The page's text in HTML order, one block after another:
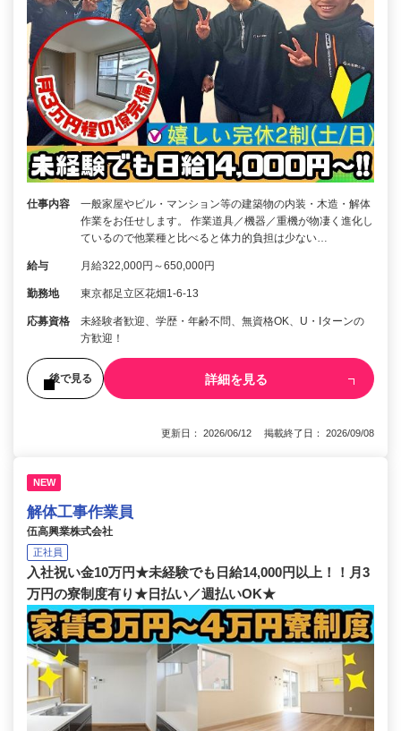
仕事内容
一般家屋やビル・マンション等の建築物の内装・木造・解体
作業をお任せします。 作業道具／機器／重機が物凄く進化し
ているので他業種と比べると体力的負担は少ない…
給与 月給322,000円～650,000円
勤務地 東京都足立区花畑1-6-13
応募資格
未経験者歓迎、学歴・年齢不問、無資格OK、U・Iターンの
方歓迎！
後で見る 詳細を見る
更新日： 2026/06/12 掲載終了日： 2026/09/08
NEW
解体工事作業員
伍高興業株式会社
正社員
入社祝い金10万円★未経験でも日給14,000円以上！！月3
万円の寮制度有り★日払い／週払いOK★